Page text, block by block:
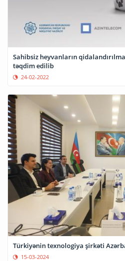
Sahibsiz heyvanların
təqdim edilib
24-02-2022
Türkiyənin texnologiya şirkəti
15-03-2024